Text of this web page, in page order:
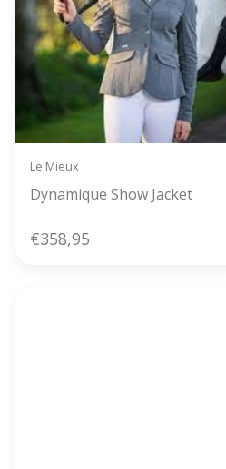
Le Mieux
Dynamique Show Jacket
€358,95